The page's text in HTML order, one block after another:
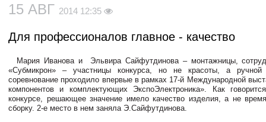
15 АВГ 2014 12:35
Для профессионалов главное - качество
Мария Иванова и Эльвира Сайфутдинова – монтажницы,
«Субмикрон» – участницы конкурса, но не красоты, а
соревнование проходило впервые в рамках 17-й Международной
компонентов и комплектующих ЭкспоЭлектроника». Как
конкурсе, решающее значение имело качество изделия, а не
сборку. 2-е место в нем заняла Э.Сайфутдинова.